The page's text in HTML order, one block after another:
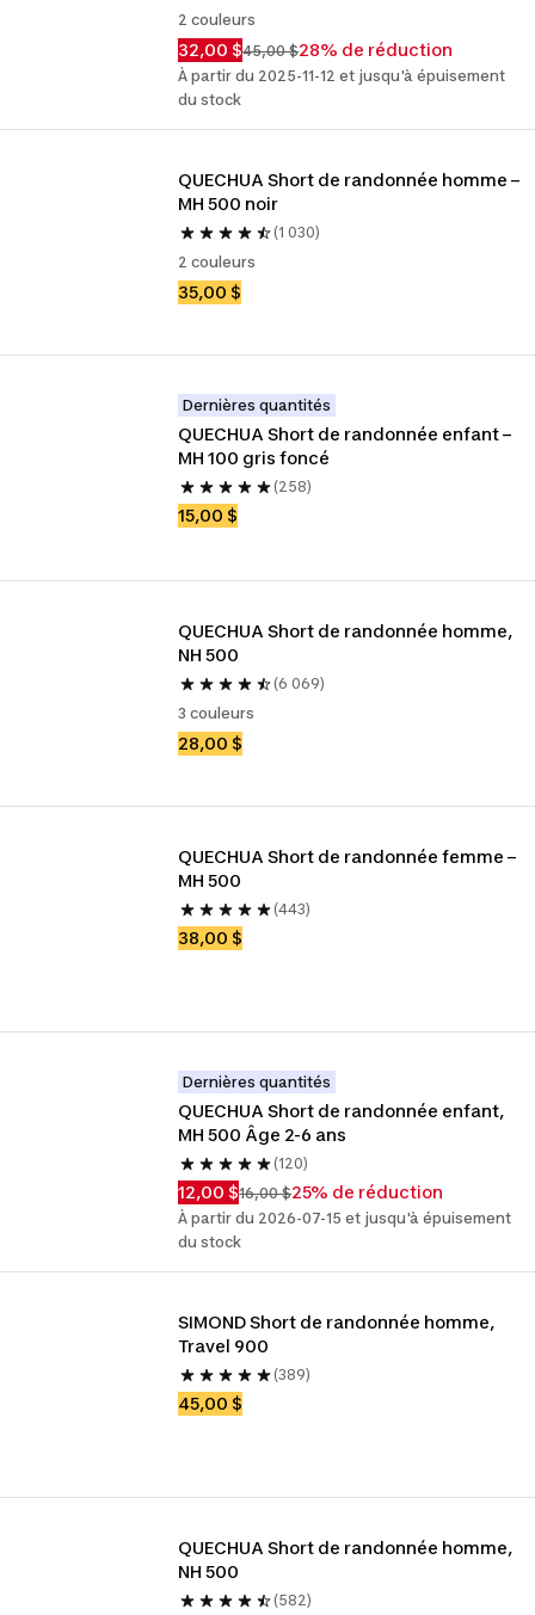
2 couleurs
32,00 $45,00 $28% de réduction
À partir du 2025-11-12 et jusqu'à épuisement
du stock
QUECHUA Short de randonnée homme –
MH 500 noir
(1 030)
2 couleurs
35,00 $
Dernières quantités
QUECHUA Short de randonnée enfant –
MH 100 gris foncé
(258)
15,00 $
QUECHUA Short de randonnée homme,
NH 500
(6 069)
3 couleurs
28,00 $
QUECHUA Short de randonnée femme –
MH 500
(443)
38,00 $
Dernières quantités
QUECHUA Short de randonnée enfant,
MH 500 Âge 2-6 ans
(120)
12,00 $16,00 $25% de réduction
À partir du 2026-07-15 et jusqu'à épuisement
du stock
SIMOND Short de randonnée homme,
Travel 900
(389)
45,00 $
QUECHUA Short de randonnée homme,
NH 500
(582)